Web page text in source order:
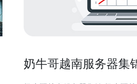
奶牛哥越南服务器集